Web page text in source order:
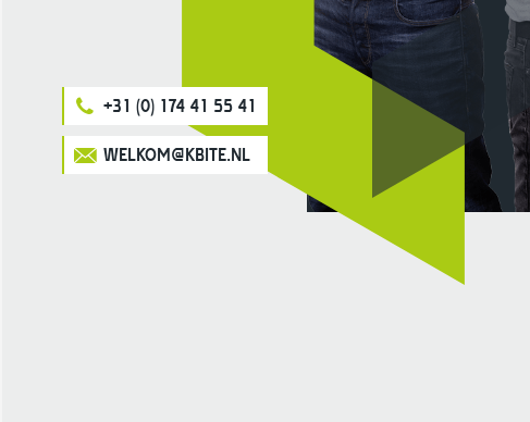
+31 (0) 174 41 55 41
WELKOM@KBITE.NL